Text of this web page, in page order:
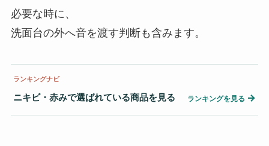
必要な時に、
洗面台の外へ音を渡す判断も含みます。
ランキングナビ
ニキビ・赤みで選ばれている商品を見る ランキングを見る →